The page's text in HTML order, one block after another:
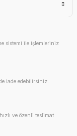
sistemi ile işlemleriniz
iade edebilirsiniz.
ve özenli teslimat